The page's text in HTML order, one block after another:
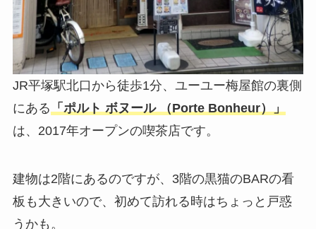
JR平塚駅北口から徒歩1分、ユーユー梅屋館の裏側
にある「ポルト ボヌール （Porte Bonheur）」
は、2017年オープンの喫茶店です。
建物は2階にあるのですが、3階の黒猫のBARの看
板も大きいので、初めて訪れる時はちょっと戸惑
うかも。